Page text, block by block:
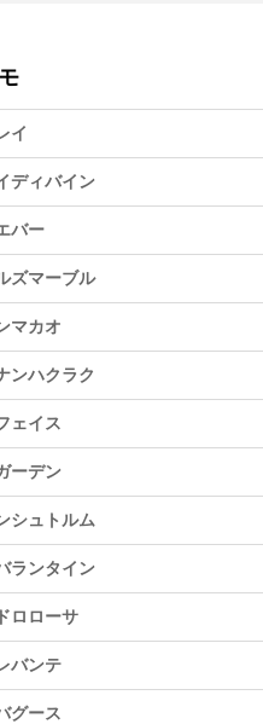
イ
ディバイン
バー
ズマーブル
マカオ
ンハクラク
ェイス
ーデン
シュトルム
ランタイン
ロローサ
バンテ
グース